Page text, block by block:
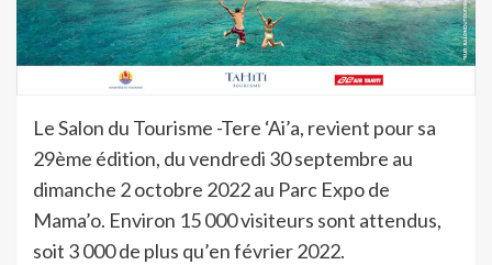
Le Salon du Tourisme -Tere ‘Ai’a, revient pour sa
29ème édition, du vendredi 30 septembre au
dimanche 2 octobre 2022 au Parc Expo de
Mama’o. Environ 15 000 visiteurs sont attendus,
soit 3 000 de plus qu’en février 2022.